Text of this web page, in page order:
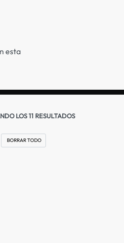
esta
LOS 11 RESULTADOS
BORRAR TODO